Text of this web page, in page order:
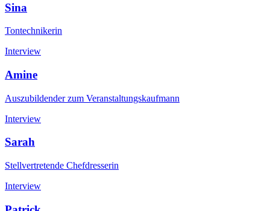
Sina
Tontechnikerin
Interview
Amine
Auszubildender zum Veranstaltungskaufmann
Interview
Sarah
Stellvertretende Chefdresserin
Interview